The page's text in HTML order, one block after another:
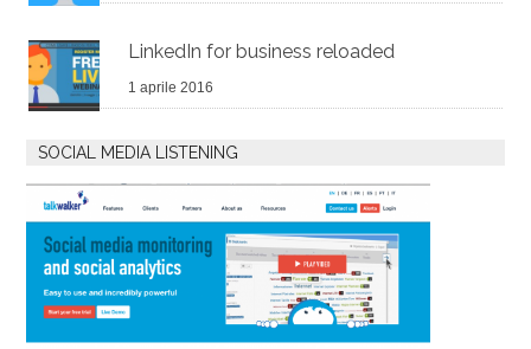
LinkedIn for business reloaded
1 aprile 2016
SOCIAL MEDIA LISTENING